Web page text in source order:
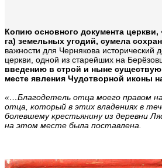
Копию основного документа
га) земельных угодий, сумела
важности для Чернякова исторический
церкви, одной из старейших на
введению в строй и ныне
месте явления Чудотворной иконы
«…Благодетель отца моего правом
отца, который в этих владениях в
болевшему крестьянину из деревни
на этом месте была поставлена.